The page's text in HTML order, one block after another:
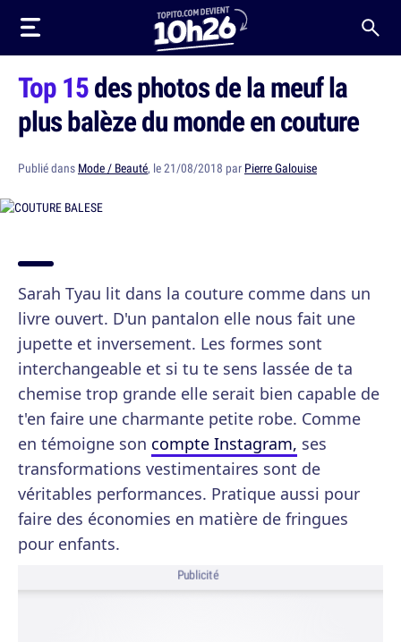
Top 15des photos de la meuf la
plus balèze du monde en couture
Publié dans Mode / Beauté, le 21/08/2018 par Pierre Galouise
Sarah Tyau lit dans la couture comme dans un
livre ouvert. D'un pantalon elle nous fait une
jupette et inversement. Les formes sont
interchangeable et si tu te sens lassée de ta
chemise trop grande elle serait bien capable de
t'en faire une charmante petite robe. Comme
en témoigne son compte Instagram, ses
transformations vestimentaires sont de
véritables performances. Pratique aussi pour
faire des économies en matière de fringues
pour enfants.
Publicité